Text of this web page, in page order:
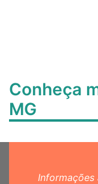
Conheça
MG
Informações